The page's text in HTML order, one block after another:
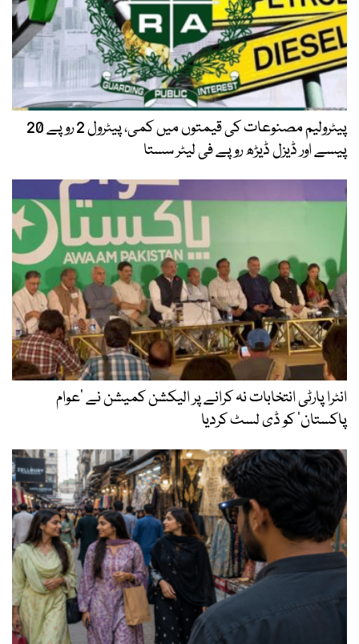
پیٹرولیم مصنوعات کی قیمتوں میں کمی، پیٹرول 2 روپے 20
پیسے اور ڈیزل ڈیڑھ روپے فی لیٹر سستا
انٹرا پارٹی انتخابات نہ کرانے پر الیکشن کمیشن نے ’عوام
پاکستان‘ کو ڈی لسٹ کردیا